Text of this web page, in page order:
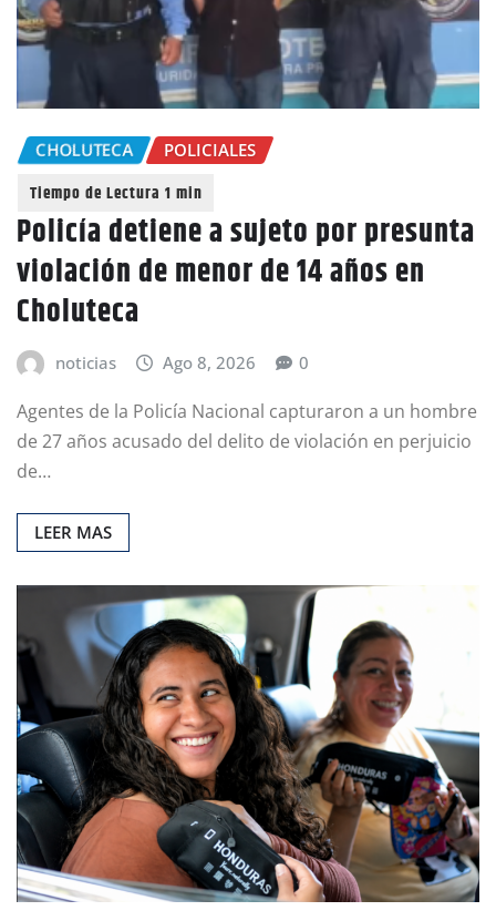
CHOLUTECA POLICIALES
Policía detiene a sujeto por presunta
violación de menor de 14 años en
Choluteca
noticias Ago 8, 2026 0
Agentes de la Policía Nacional capturaron a un hombre
de 27 años acusado del delito de violación en perjuicio
de…
LEER MAS